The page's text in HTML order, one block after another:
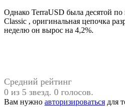
Однако TerraUSD была десятой
Classic , оригинальная цепочка
неделю он вырос на 4,2%.
Средний рейтинг
0 из 5 звезд. 0 голосов.
Вам нужно авторизироваться для